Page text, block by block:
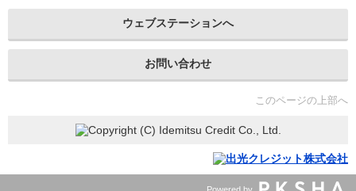
ウェブステーションへ
お問い合わせ
このページの上部へ